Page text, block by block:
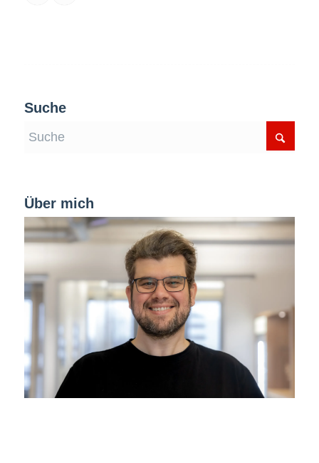
Suche
Über mich